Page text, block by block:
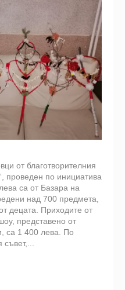
от благотворителния
проведен по инициатива
са от Базара на
над 700 предмета,
децата. Приходите от
представено от
са 1 400 лева. По